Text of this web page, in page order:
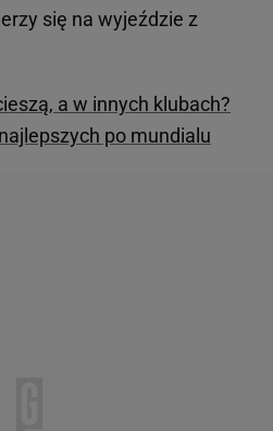
się na wyjeździe z
a w innych klubach?
po mundialu